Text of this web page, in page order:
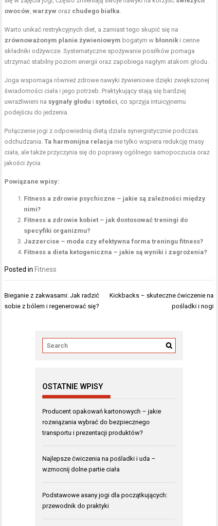
owoców,warzyw oraz chudego białka.
Warto unikać restrykcyjnych diet, a zamiast tego skupić się na
zrównoważonym planie żywieniowym bogatym w błonnik i cenne
składniki odżywcze. Systematyczne spożywanie posiłków pomaga
utrzymać stabilny poziom energii oraz zapobiega nagłym atakom głodu.
Joga wspomaga również zdrowe nawyki żywieniowe dzięki zwiększonej
świadomości ciała i jego potrzeb. Praktykujący stają się bardziej
uwrażliwieni na sygnały głodu i sytości, co sprzyja intuicyjnemu
podejściu do jedzenia.
Połączenie jogi z odpowiednią dietą działa synergistycznie podczas
odchudzania.Ta harmonijna relacja nie tylko wspiera redukcję masy
ciała, ale także przyczynia się do poprawy ogólnego samopoczucia oraz
jakości życia.
Powiązane wpisy:
Fitness a zdrowie psychiczne – jakie są zależności między
nimi?
Fitness a zdrowie kobiet – jak dostosować treningi do
specyfiki organizmu?
Jazzercise – moda czy efektywna forma treningu fitness?
Fitness a dieta ketogeniczna – jakie są wyniki i zagrożenia?
Posted in Fitness
Nawigacja
wpisu
Bieganie z zakwasami: Jak radzić
sobie z bólem i regenerować się?
Kickbacks – skuteczne ćwiczenie na
pośladki i nogi
OSTATNIE WPISY
Producent opakowań kartonowych – jakie
rozwiązania wybrać do bezpiecznego
transportu i prezentacji produktów?
Najlepsze ćwiczenia na pośladki i uda –
wzmocnij dolne partie ciała
Podstawowe asany jogi dla początkujących:
przewodnik do praktyki